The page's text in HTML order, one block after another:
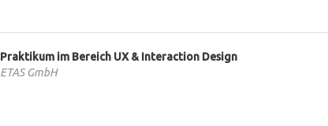
Praktikum im Bereich UX & Interaction Design
ETAS GmbH